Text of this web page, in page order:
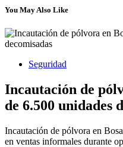
You May Also Like
Seguridad
Incautación de
de 6.500 unidades
Incautación de pólvora en
en ventas informales durante